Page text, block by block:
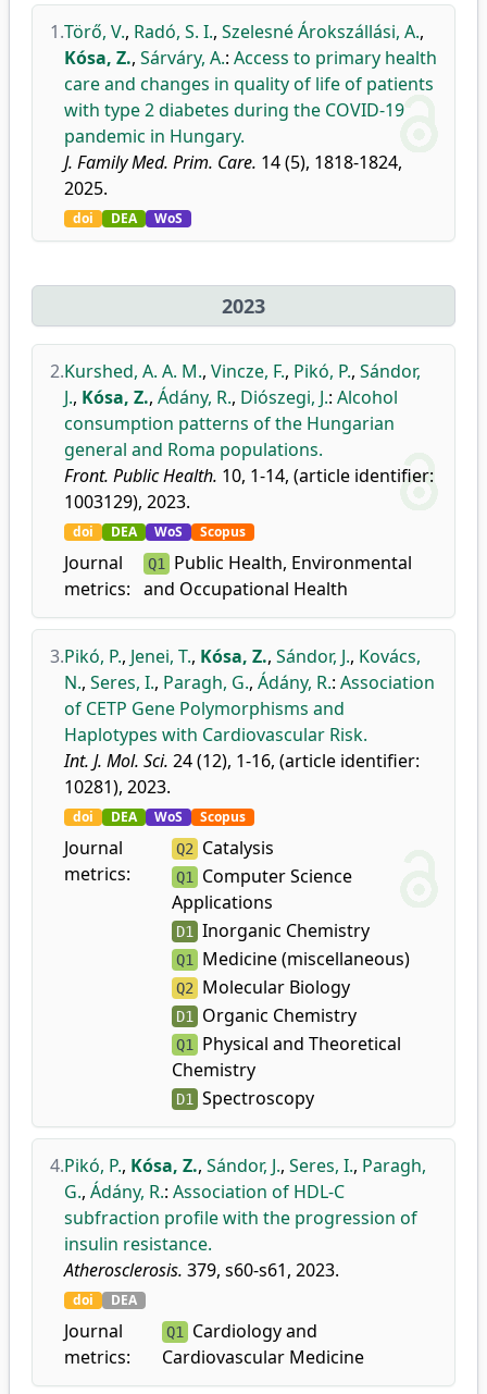
1.Törő, V., Radó, S. I., Szelesné Árokszállási, A.,
Kósa, Z., Sárváry, A.: Access to primary health
care and changes in quality of life of patients
with type 2 diabetes during the COVID-19
pandemic in Hungary.
J. Family Med. Prim. Care. 14 (5), 1818-1824,
2025.
doi DEA WoS
2023
2.Kurshed, A. A. M., Vincze, F., Pikó, P., Sándor,
J., Kósa, Z., Ádány, R., Diószegi, J.: Alcohol
consumption patterns of the Hungarian
general and Roma populations.
Front. Public Health. 10, 1-14, (article identifier:
1003129), 2023.
doi DEA WoS Scopus
Journal
metrics:
Q1
Public Health, Environmental
and Occupational Health
3.Pikó, P., Jenei, T., Kósa, Z., Sándor, J., Kovács,
N., Seres, I., Paragh, G., Ádány, R.: Association
of CETP Gene Polymorphisms and
Haplotypes with Cardiovascular Risk.
Int. J. Mol. Sci. 24 (12), 1-16, (article identifier:
10281), 2023.
doi DEA WoS Scopus
Journal
metrics:
Q2 Catalysis
Q1
Computer Science
Applications
D1 Inorganic Chemistry
Q1 Medicine (miscellaneous)
Q2 Molecular Biology
D1 Organic Chemistry
Q1
Physical and Theoretical
Chemistry
D1 Spectroscopy
4.Pikó, P., Kósa, Z., Sándor, J., Seres, I., Paragh,
G., Ádány, R.: Association of HDL-C
subfraction profile with the progression of
insulin resistance.
Atherosclerosis. 379, s60-s61, 2023.
doi DEA
Journal
metrics:
Q1
Cardiology and
Cardiovascular Medicine